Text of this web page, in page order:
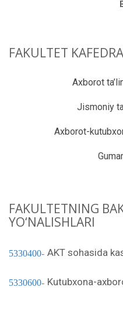
FAKULTET
Axborot
Jismoniy
Axborot-
FAKULTETNING
YO‘NALISHLARI
5330400 AKT sohasida
5330600 Kutubxona-